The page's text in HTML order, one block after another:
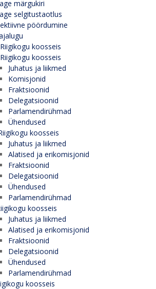
märgukiri
selgitustaotlus
pöördumine
koosseis
koosseis
Juhatus ja liikmed
Komisjonid
Fraktsioonid
Delegatsioonid
Parlamendirühmad
Ühendused
koosseis
Juhatus ja liikmed
Alatised ja erikomisjonid
Fraktsioonid
Delegatsioonid
Ühendused
Parlamendirühmad
koosseis
Juhatus ja liikmed
Alatised ja erikomisjonid
Fraktsioonid
Delegatsioonid
Ühendused
Parlamendirühmad
koosseis